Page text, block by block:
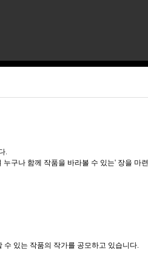
.
구나 함께 작품을 바라볼 수 있는' 장을 마련
있는 작품의 작가를 공모하고 있습니다.